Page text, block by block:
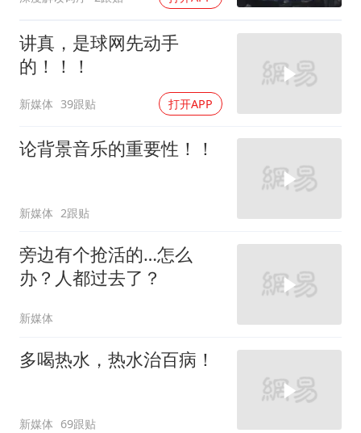
讲真，是球网先动手
的！！！
新媒体 39跟贴 打开APP
论背景音乐的重要性！！
新媒体 2跟贴
旁边有个抢活的…怎么
办？人都过去了？
新媒体
多喝热水，热水治百病！
新媒体 69跟贴